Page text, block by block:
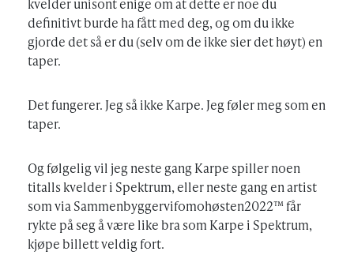
definitivt burde ha fått med deg, og om du ikke
gjorde det så er du (selv om de ikke sier det høyt) en
taper.
Det fungerer. Jeg så ikke Karpe. Jeg føler meg som en
taper.
Og følgelig vil jeg neste gang Karpe spiller noen
titalls kvelder i Spektrum, eller neste gang en artist
som via Sammenbyggervifomohøsten2022™ får
rykte på seg å være like bra som Karpe i Spektrum,
kjøpe billett veldig fort.